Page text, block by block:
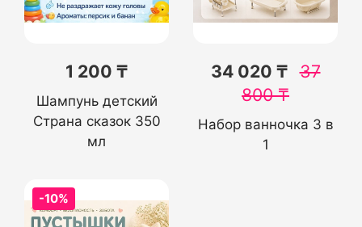
1 200 ₸
Шампунь детский
Страна сказок 350
мл
34 020 ₸ 37
800₸
Набор ванночка 3 в
1
-10%